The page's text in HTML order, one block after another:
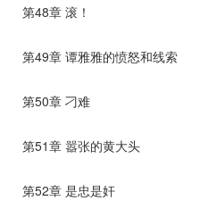
第48章 滚！
第49章 谭雅雅的愤怒和线索
第50章 刁难
第51章 嚣张的黄大头
第52章 是忠是奸